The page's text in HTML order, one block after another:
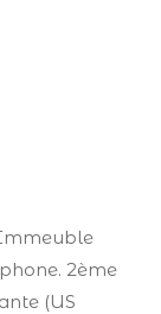
2ème
(US